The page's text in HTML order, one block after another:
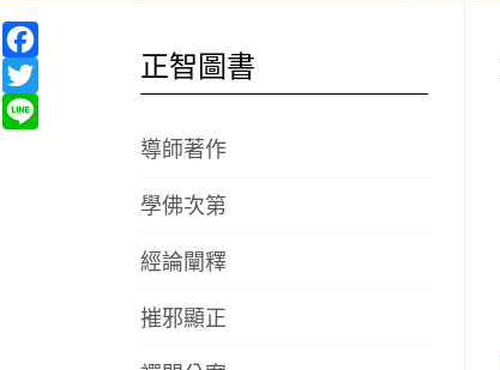
正智圖書
導師著作
學佛次第
經論闡釋
摧邪顯正